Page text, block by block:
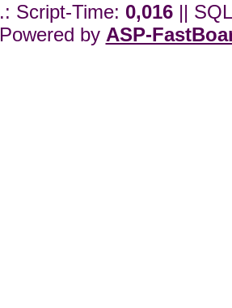
.: Script-Time: 0,016||
Powered by ASP-